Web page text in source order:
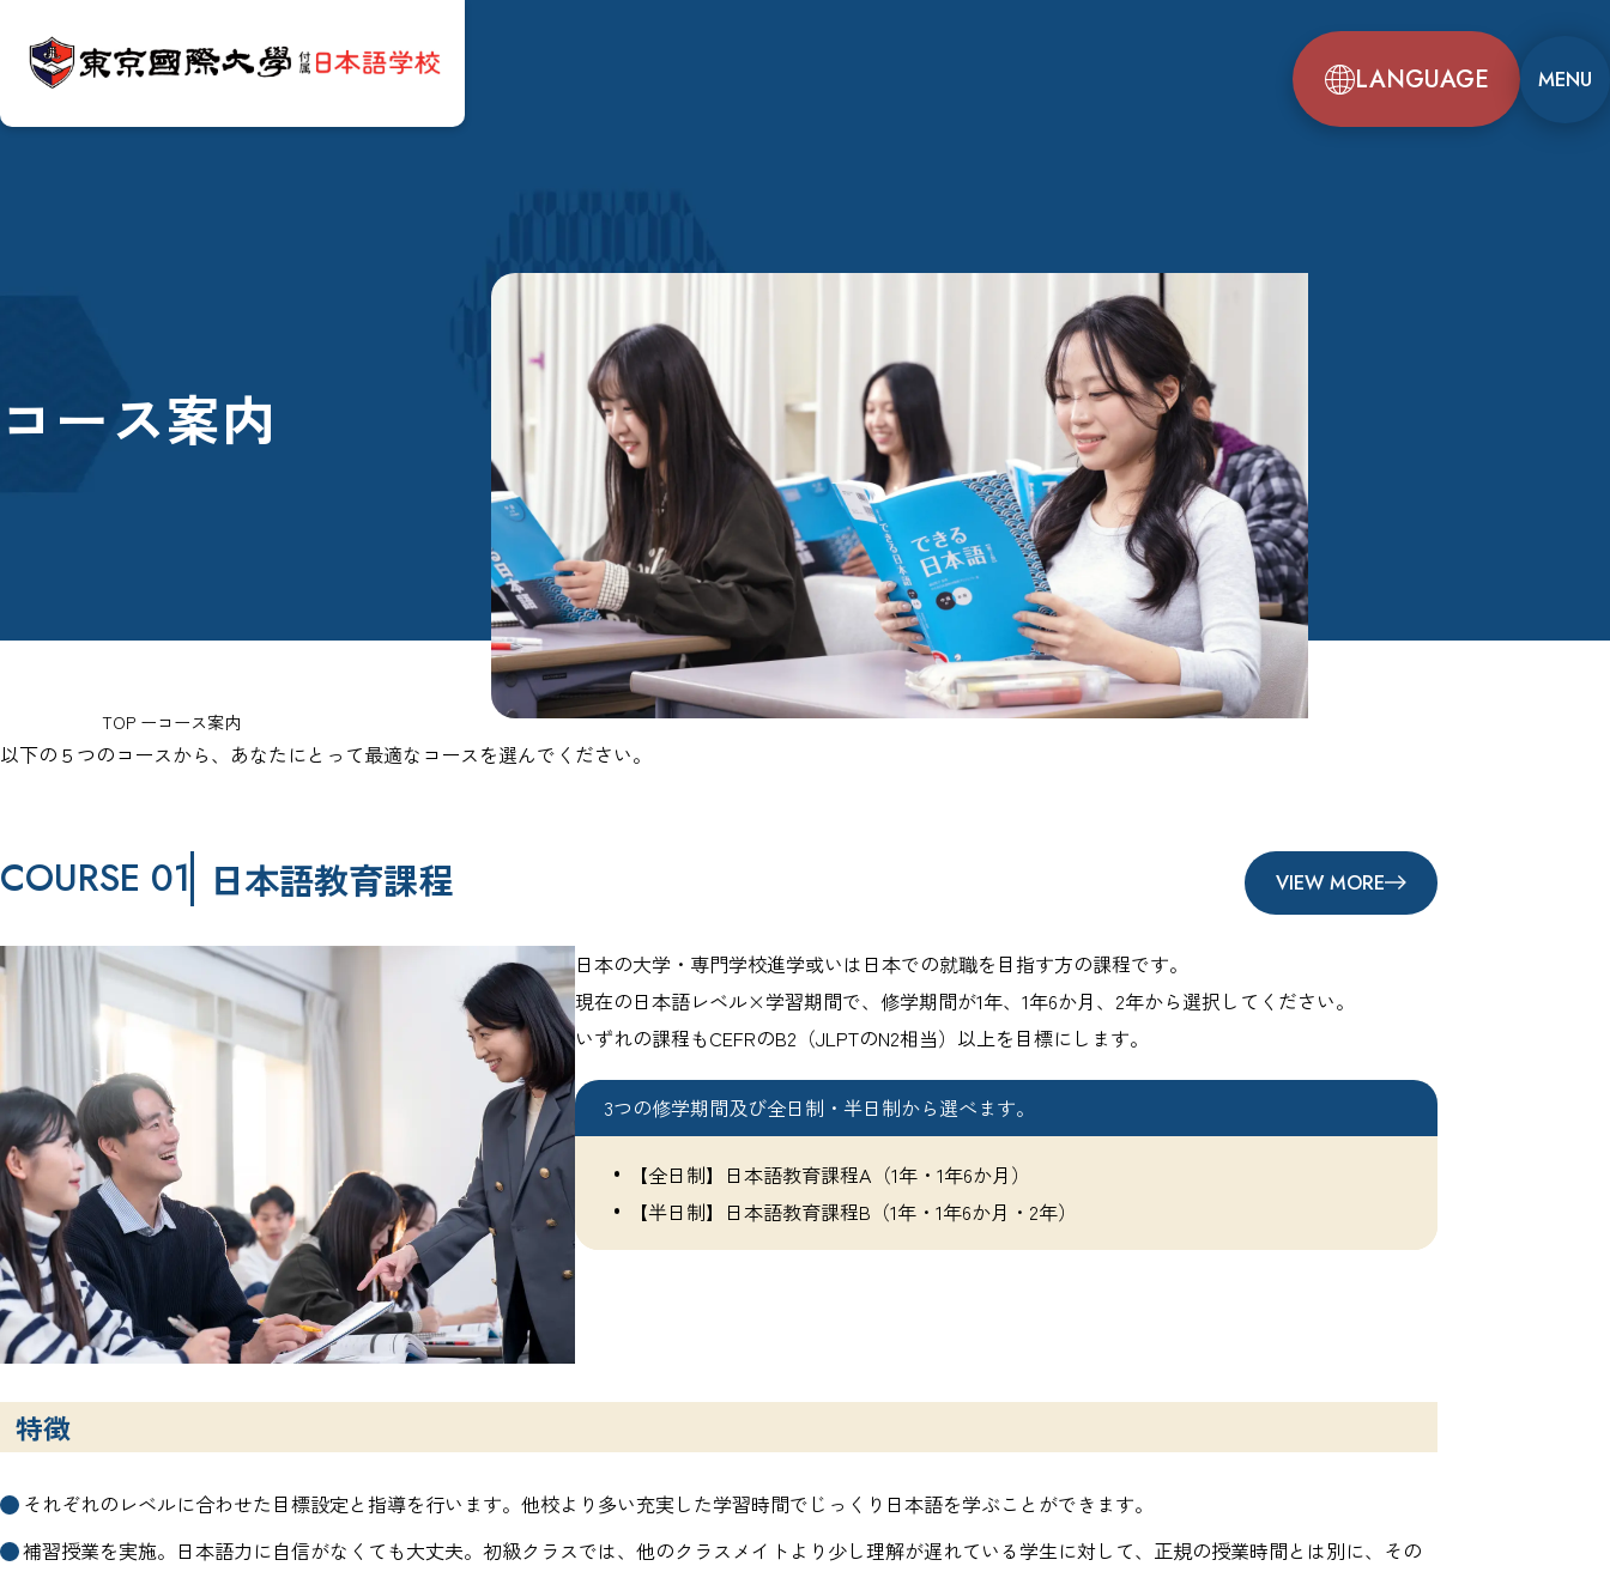
LANGUAGE MENU
コース案内
TOP コース案内
以下の５つのコースから、あなたにとって最適なコースを選んでください。
COURSE 01 日本語教育課程 VIEW MORE
日本の大学・専門学校進学或いは日本での就職を目指す方の課程です。
現在の日本語レベル×学習期間で、修学期間が1年、1年6か月、2年から選択してください。
いずれの課程もCEFRのB2（JLPTのN2相当）以上を目標にします。
3つの修学期間及び全日制・半日制から選べます。
【全日制】日本語教育課程A（1年・1年6か月）
【半日制】日本語教育課程B（1年・1年6か月・2年）
特徴
それぞれのレベルに合わせた目標設定と指導を行います。他校より多い充実した学習時間でじっくり日本語を学ぶことができます。
補習授業を実施。日本語力に自信がなくても大丈夫。初級クラスでは、他のクラスメイトより少し理解が遅れている学生に対して、正規の授業時間とは別に、その